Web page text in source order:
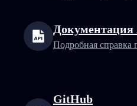
Документация
Подробная
GitHub